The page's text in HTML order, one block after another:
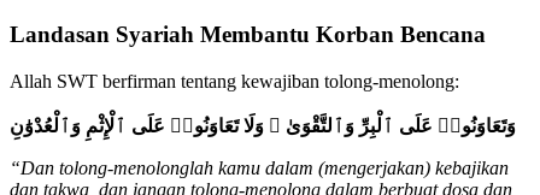
Landasan Syariah Membantu Korban Bencana
Allah SWT berfirman tentang kewajiban tolong-menolong:
وَتَعَاوَنُوا۟ عَلَى ٱلْبِرِّ وَٱلتَّقْوَىٰ ۖ وَلَا تَعَاوَنُوا۟ عَلَى ٱلْإِثْمِ وَٱلْعُدْوَٰنِ
“Dan tolong-menolonglah kamu dalam (mengerjakan) kebajikan
dan takwa, dan jangan tolong-menolong dalam berbuat dosa dan